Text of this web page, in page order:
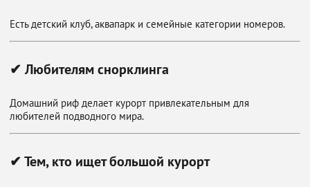
Есть детский клуб, аквапарк и семейные категории номеров.
✔ Любителям снорклинга
Домашний риф делает курорт привлекательным для
любителей подводного мира.
✔ Тем, кто ищет большой курорт